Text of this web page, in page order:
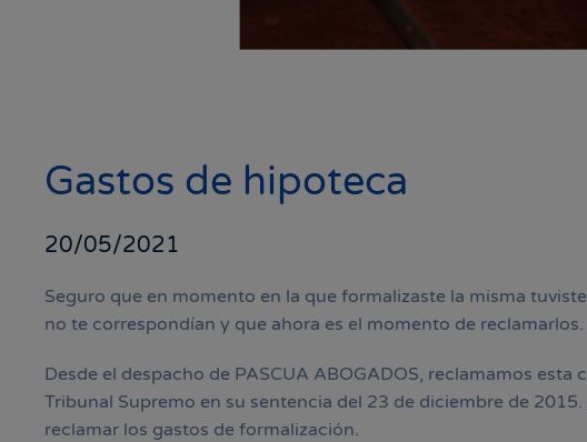
Gastos de hipoteca
20/05/2021
Seguro que en momento en la que formalizaste la misma
no te correspondían y que ahora es el momento de reclamarlos.
Desde el despacho de PASCUA ABOGADOS, reclamamos
Tribunal Supremo en su sentencia del 23 de diciembre de
reclamar los gastos de formalización.